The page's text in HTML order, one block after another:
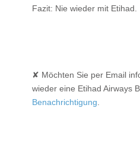
Fazit: Nie wieder mit Etihad.
✘ Möchten Sie per Email
wieder eine Etihad Airways
Benachrichtigung